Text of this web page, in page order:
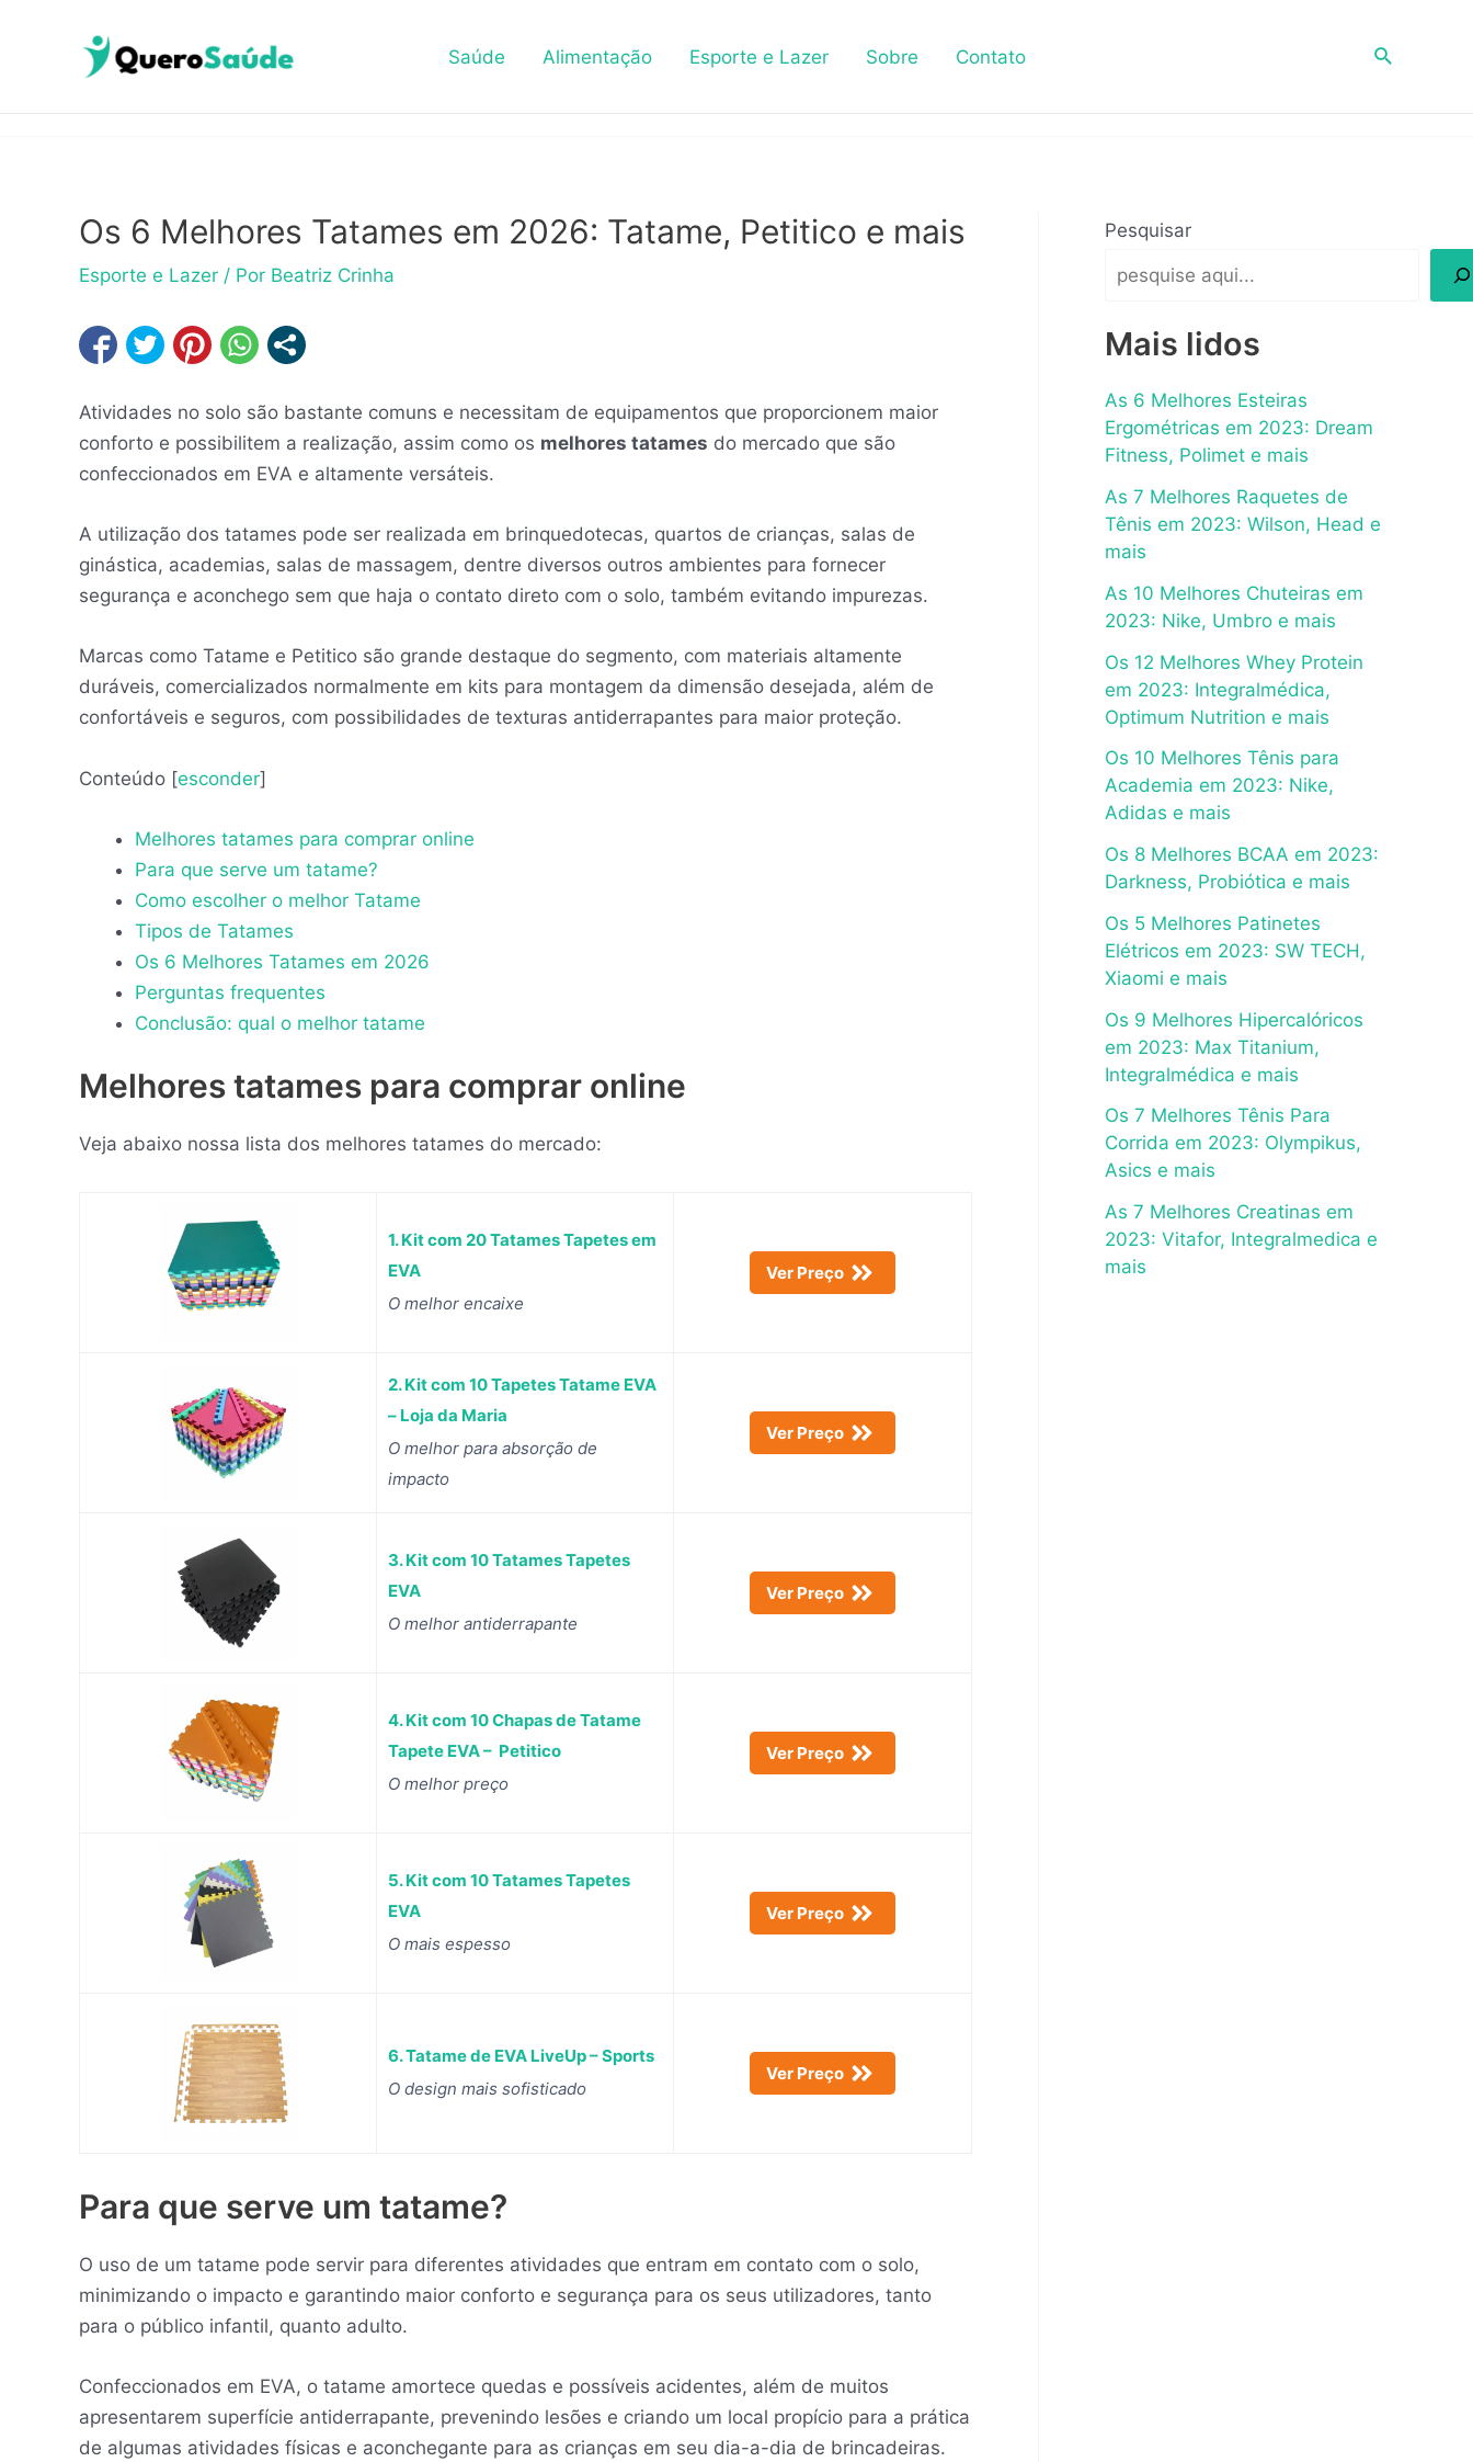
Saúde Alimentação Esporte e Lazer Sobre Contato Pesquisar
Os 6 Melhores Tatames em 2026: Tatame, Petitico e mais
Esporte e Lazer / Por Beatriz Crinha
Atividades no solo são bastante comuns e necessitam de equipamentos que proporcionem maior
conforto e possibilitem a realização, assim como os melhores tatames do mercado que são
confeccionados em EVA e altamente versáteis.
A utilização dos tatames pode ser realizada em brinquedotecas, quartos de crianças, salas de
ginástica, academias, salas de massagem, dentre diversos outros ambientes para fornecer
segurança e aconchego sem que haja o contato direto com o solo, também evitando impurezas.
Marcas como Tatame e Petitico são grande destaque do segmento, com materiais altamente
duráveis, comercializados normalmente em kits para montagem da dimensão desejada, além de
confortáveis e seguros, com possibilidades de texturas antiderrapantes para maior proteção.
Conteúdo [esconder]
Melhores tatames para comprar online
Para que serve um tatame?
Como escolher o melhor Tatame
Tipos de Tatames
Os 6 Melhores Tatames em 2026
Perguntas frequentes
Conclusão: qual o melhor tatame
Melhores tatames para comprar online
Veja abaixo nossa lista dos melhores tatames do mercado:
1. Kit com 20 Tatames Tapetes em
EVA
O melhor encaixe
Ver Preço
2. Kit com 10 Tapetes Tatame EVA
– Loja da Maria
O melhor para absorção de
impacto
Ver Preço
3. Kit com 10 Tatames Tapetes
EVA
O melhor antiderrapante
Ver Preço
4. Kit com 10 Chapas de Tatame
Tapete EVA – Petitico
O melhor preço
Ver Preço
5. Kit com 10 Tatames Tapetes
EVA
O mais espesso
Ver Preço
6. Tatame de EVA LiveUp – Sports
O design mais sofisticado
Ver Preço
Para que serve um tatame?
O uso de um tatame pode servir para diferentes atividades que entram em contato com o solo,
minimizando o impacto e garantindo maior conforto e segurança para os seus utilizadores, tanto
para o público infantil, quanto adulto.
Confeccionados em EVA, o tatame amortece quedas e possíveis acidentes, além de muitos
apresentarem superfície antiderrapante, prevenindo lesões e criando um local propício para a prática
de algumas atividades físicas e aconchegante para as crianças em seu dia-a-dia de brincadeiras.
Pesquisar
Mais lidos
As 6 Melhores Esteiras
Ergométricas em 2023: Dream
Fitness, Polimet e mais
As 7 Melhores Raquetes de
Tênis em 2023: Wilson, Head e
mais
As 10 Melhores Chuteiras em
2023: Nike, Umbro e mais
Os 12 Melhores Whey Protein
em 2023: Integralmédica,
Optimum Nutrition e mais
Os 10 Melhores Tênis para
Academia em 2023: Nike,
Adidas e mais
Os 8 Melhores BCAA em 2023:
Darkness, Probiótica e mais
Os 5 Melhores Patinetes
Elétricos em 2023: SW TECH,
Xiaomi e mais
Os 9 Melhores Hipercalóricos
em 2023: Max Titanium,
Integralmédica e mais
Os 7 Melhores Tênis Para
Corrida em 2023: Olympikus,
Asics e mais
As 7 Melhores Creatinas em
2023: Vitafor, Integralmedica e
mais